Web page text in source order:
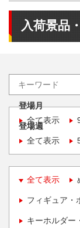
入荷景品
登場月
全て表示
登場週
全て表示
全て表示
フィギュア・
キーホルダー